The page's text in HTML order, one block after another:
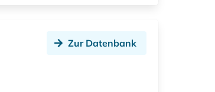
Zur Datenbank